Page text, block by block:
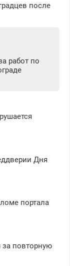
после
работ по
Дня
портала
повторную